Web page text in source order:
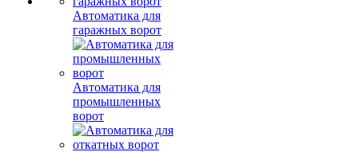
Автоматика для
гаражных ворот
Автоматика для
промышленных
ворот